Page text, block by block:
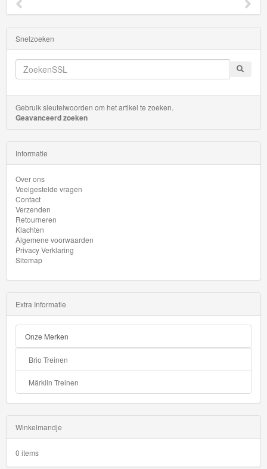
Snelzoeken
Gebruik sleutelwoorden om het artikel te zoeken.
Geavanceerd zoeken
Informatie
Over ons
Veelgestelde vragen
Contact
Verzenden
Retourneren
Klachten
Algemene voorwaarden
Privacy Verklaring
Sitemap
Extra Informatie
Onze Merken
Brio Treinen
Märklin Treinen
Winkelmandje
0 items